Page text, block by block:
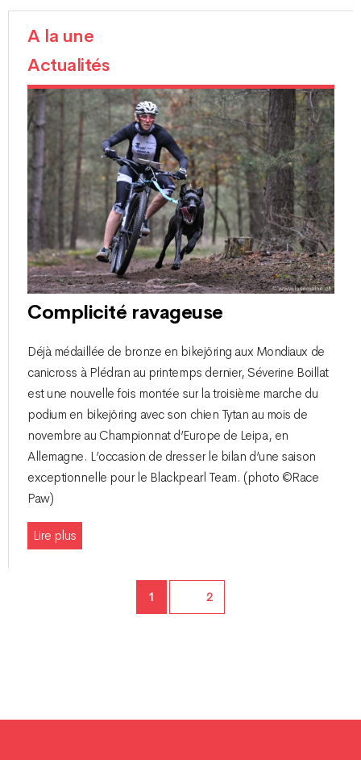
A la une
Actualités
Complicité ravageuse
Déjà médaillée de bronze en bikejöring aux Mondiaux de
canicross à Plédran au printemps dernier, Séverine Boillat
est une nouvelle fois montée sur la troisième marche du
podium en bikejöring avec son chien Tytan au mois de
novembre au Championnat d’Europe de Leipa, en
Allemagne. L’occasion de dresser le bilan d’une saison
exceptionnelle pour le Blackpearl Team. (photo ©Race
Paw)
Lire plus
Page
1 Page2